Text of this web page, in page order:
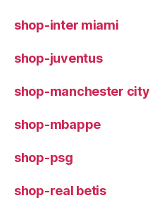
shop-inter miami
shop-juventus
shop-manchester city
shop-mbappe
shop-psg
shop-real betis